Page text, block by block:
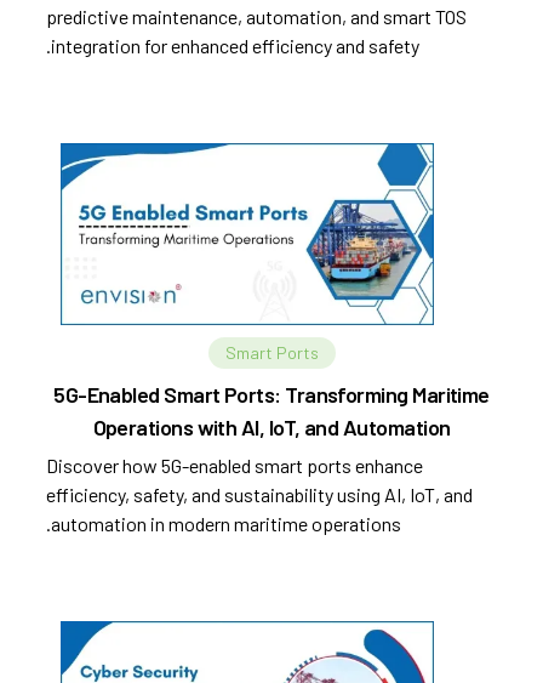
predictive maintenance, automation, and smart TOS
integration for enhanced efficiency and safety.
Smart Ports
5G-Enabled Smart Ports: Transforming Maritime
Operations with AI, IoT, and Automation
Discover how 5G-enabled smart ports enhance
efficiency, safety, and sustainability using AI, IoT, and
automation in modern maritime operations.